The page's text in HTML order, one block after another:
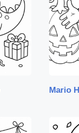
Mario